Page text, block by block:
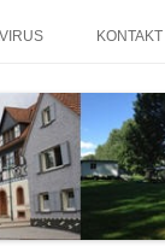
KONTAKT